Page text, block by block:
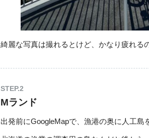
綺麗な写真は撮れるとけど、かなり疲れる
Mランド
出発前にGoogleMapで、漁港の奥に人工